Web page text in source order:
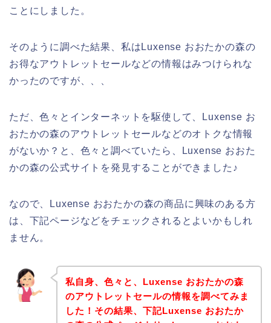
ことにしました。
そのように調べた結果、私はLuxense おおたかの森の
お得なアウトレットセールなどの情報はみつけられな
かったのですが、、、
ただ、色々とインターネットを駆使して、Luxense お
おたかの森のアウトレットセールなどのオトクな情報
がないか？と、色々と調べていたら、Luxense おおた
かの森の公式サイトを発見することができました♪
なので、Luxense おおたかの森の商品に興味のある方
は、下記ページなどをチェックされるとよいかもしれ
ません。
私自身、色々と、Luxense おおたかの森
のアウトレットセールの情報を調べてみま
した！その結果、下記Luxense おおたか